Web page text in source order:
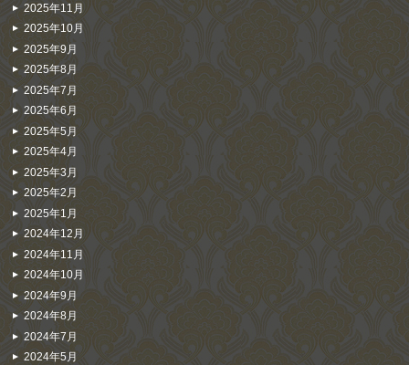
2025年11月
2025年10月
2025年9月
2025年8月
2025年7月
2025年6月
2025年5月
2025年4月
2025年3月
2025年2月
2025年1月
2024年12月
2024年11月
2024年10月
2024年9月
2024年8月
2024年7月
2024年5月